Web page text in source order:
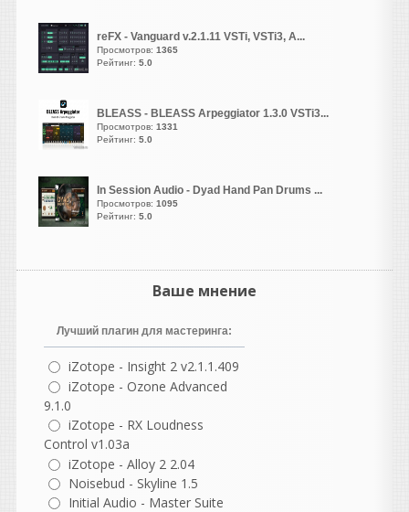
vangog171
написал 06.08.2026 в23:02
Хоь и стоит у
меня-
И-
DirectX End-User
Runtime.
Но такой баг впервые у
как то в старой 10 еще все
спокойно рабаотала эта
библиотека и сразу
режима совместимости там
в свойствах не помогает..
vangog171
написал 06.08.2026 в22:54
Библиотека необходима.
Странно что кейген
перестал запускаться
когда от админа
нажимаешь.. Чудеса прям
какие то
reFX - Vanguard v.2.1.11 VSTi, VSTi3, A...
Просмотров: 1365
Рейтинг: 5.0
BLEASS - BLEASS Arpeggiator 1.3.0 VSTi3...
Просмотров: 1331
Рейтинг: 5.0
In Session Audio - Dyad Hand Pan Drums ...
Просмотров: 1095
Рейтинг: 5.0
Ваше мнение
Лучший плагин для мастеринга:
iZotope - Insight 2 v2.1.1.409
iZotope - Ozone Advanced
9.1.0
iZotope - RX Loudness
Control v1.03a
iZotope - Alloy 2 2.04
Noisebud - Skyline 1.5
Initial Audio - Master Suite